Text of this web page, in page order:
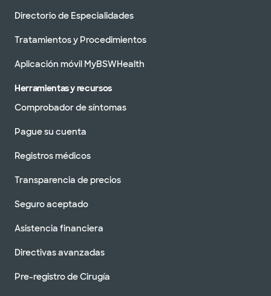
Directorio de Especialidades
Tratamientos y Procedimientos
Aplicación móvil MyBSWHealth
Herramientas y recursos
Comprobador de síntomas
Pague su cuenta
Registros médicos
Transparencia de precios
Seguro aceptado
Asistencia financiera
Directivas avanzadas
Pre-registro de Cirugía